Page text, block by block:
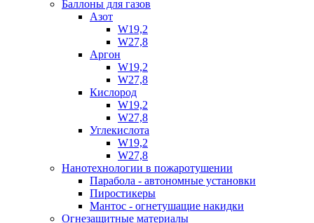
Баллоны для газов
Азот
W19,2
W27,8
Аргон
W19,2
W27,8
Кислород
W19,2
W27,8
Углекислота
W19,2
W27,8
Нанотехнологии в пожаротушении
Парабола - автономные установки
Пиростикеры
Мантос - огнетушащие накидки
Огнезащитные материалы